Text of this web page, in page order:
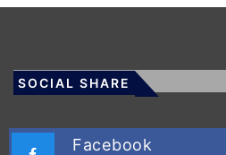
SOCIAL SHARE
Facebook